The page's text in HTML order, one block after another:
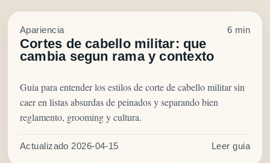
Apariencia 6 min
Cortes de cabello militar: que
cambia segun rama y contexto
Guia para entender los estilos de corte de cabello militar sin
caer en listas absurdas de peinados y separando bien
reglamento, grooming y cultura.
Actualizado 2026-04-15 Leer guia